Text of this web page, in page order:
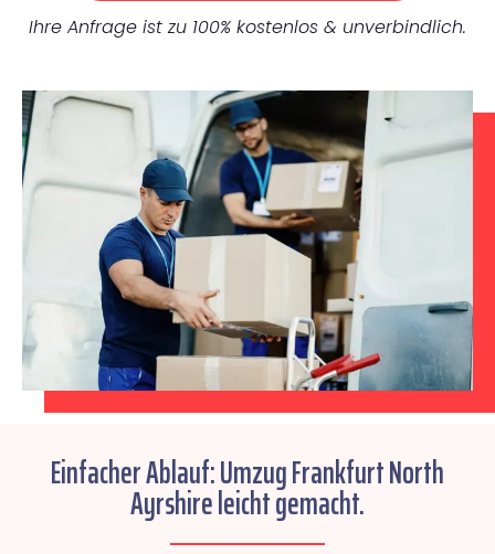
Ihre Anfrage ist zu 100% kostenlos & unverbindlich.
Einfacher Ablauf: Umzug Frankfurt North
Ayrshire leicht gemacht.